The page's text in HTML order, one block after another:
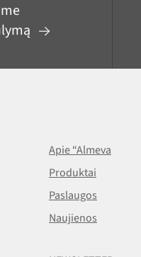
Apie “Almeva
Produktai
Paslaugos
Naujienos